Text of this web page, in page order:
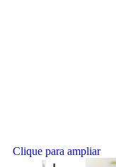
Clique para ampliar